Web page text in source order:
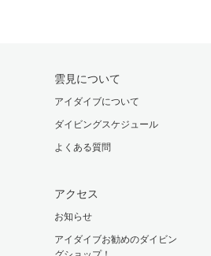
雲見について
アイダイブについて
ダイビングスケジュール
よくある質問
アクセス
お知らせ
アイダイブお勧めのダイビン